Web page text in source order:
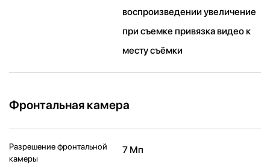
воспроизведении увеличение
при съемке привязка видео к
месту съёмки
Фронтальная камера
Разрешение фронтальной
камеры
7 Мп